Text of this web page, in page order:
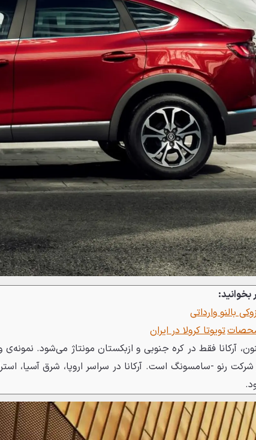
بخوانید:
بالنو وارداتی
تویوتا کرولا در ایران
آرکانا فقط در کره جنوبی و ازبکستان مونتاژ می‌شود. نمونه‌ی
رنو -سامسونگ است. آرکانا در سراسر اروپا، شرق آسیا،